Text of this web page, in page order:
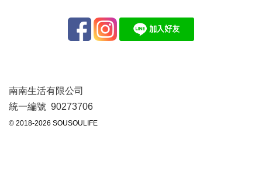
南南生活有限公司
統一編號 90273706
© 2018-2026 SOUSOULIFE